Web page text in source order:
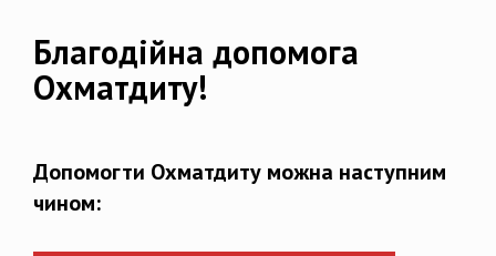
Благодійна допомога
Охматдиту!
Допомогти Охматдиту можна наступним
чином: